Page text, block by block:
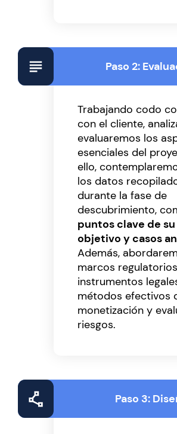
Paso 2:
Trabajando codo
con el cliente,
evaluaremos los
esenciales del
ello,
los datos
durante la fase de
descubrimiento,
puntos clave de
objetivo y casos
Además,
marcos
instrumentos
métodos efectivos
monetización y
riesgos.
Paso 3: